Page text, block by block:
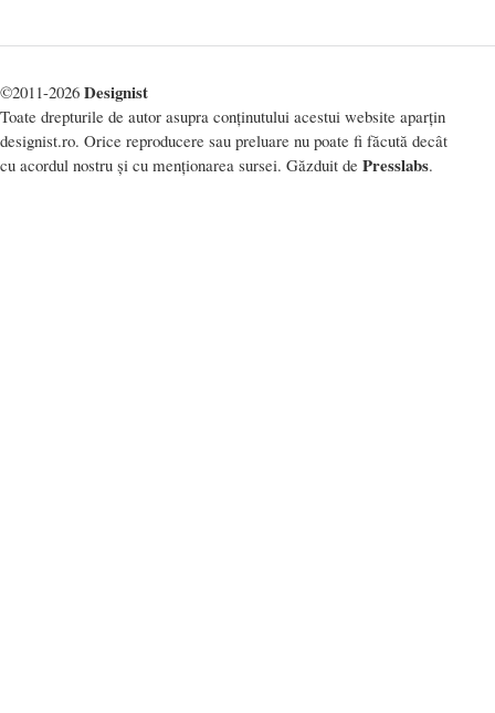
©2011-2026 Designist
Toate drepturile de autor asupra conținutului acestui website aparțin
designist.ro. Orice reproducere sau preluare nu poate fi făcută decât
cu acordul nostru și cu menționarea sursei. Găzduit de Presslabs.